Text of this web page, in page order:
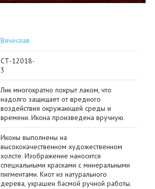
Вячеслав
СТ-12018-
3
Лик многократно покрыт лаком, что
надолго защищает от вредного
воздействия окружающей среды и
времени. Икона произведена вручную.
Иконы выполнены на
высококачественном художественном
холсте. Изображение наносится
специальными красками с минеральными
пигментами. Киот из натурального
дерева, украшен басмой ручной работы.